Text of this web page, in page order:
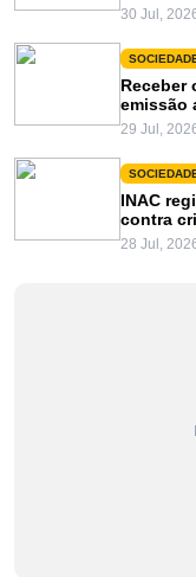
30 Jul,
Receber
emissão
29 Jul,
INAC
contra
28 Jul,